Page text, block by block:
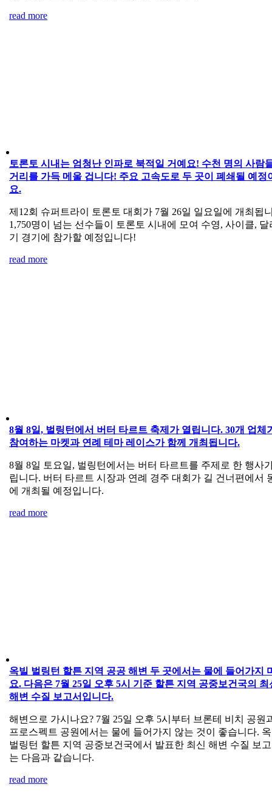
read more
토론토 시내는 엄청난 인파로 북적일 거예요! 수천 명의 사람
거리를 가득 메울 겁니다! 주요 고속도로 두 곳이 폐쇄될 예정
요.
제12회 슈퍼트라이 토론토 대회가 7월 26일 일요일에 개최됩
1,750명이 넘는 선수들이 토론토 시내에 모여 수영, 사이클, 달
기 경기에 참가할 예정입니다!
read more
8월 8일, 벌링턴에서 버터 타르트 축제가 열립니다. 30개 업체
참여하는 마켓과 연례 테마 레이스가 함께 개최됩니다.
8월 8일 토요일, 벌링턴에서는 버터 타르트를 주제로 한 행사
립니다. 버터 타르트 시장과 연례 경주 대회가 길 건너편에서
에 개최될 예정입니다.
read more
옥빌 벌링턴 할튼 지역 공공 해변 두 곳에서는 물에 들어가지
요. 다음은 7월 25일 오후 5시 기준 할튼 지역 공중보건국의 최
해변 수질 보고서입니다.
해변으로 가시나요? 7월 25일 오후 5시부터 브론테 비치 공원
프로스펙트 공원에서는 물에 들어가지 않는 것이 좋습니다.
벌링턴 할튼 지역 공중보건국에서 발표한 최신 해변 수질 보
는 다음과 같습니다.
read more